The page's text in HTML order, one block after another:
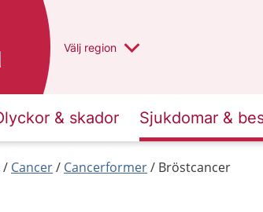
Du har valt region
Välj en annan
region
& skador Sjukdomar &
Cancer Cancerformer Bröstcancer